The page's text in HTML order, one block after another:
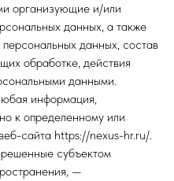
организующие и/или
данных, а также
данных, состав
обработке, действия
данными.
информация,
к определенному или
сайта https://nexus-hr.ru/.
субъектом
—